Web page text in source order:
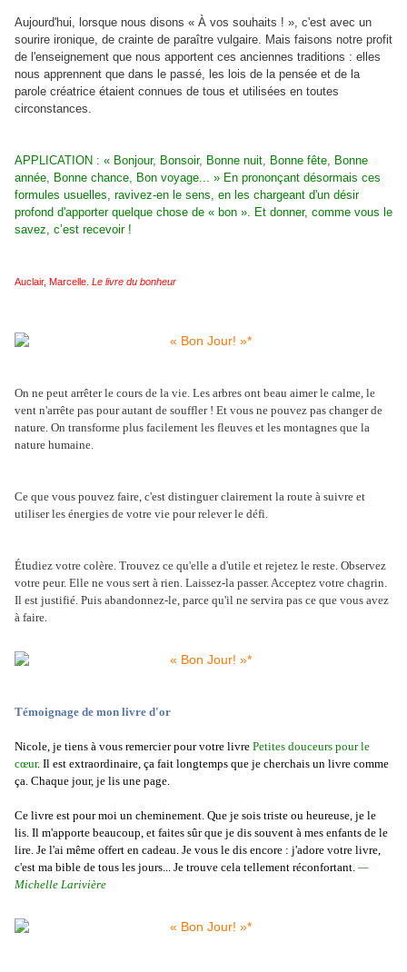
Aujourd'hui, lorsque nous disons « À vos souhaits ! », c'est avec un
sourire ironique, de crainte de paraître vulgaire. Mais faisons notre profit
de l'enseignement que nous apportent ces anciennes traditions : elles
nous apprennent que dans le passé, les lois de la pensée et de la
parole créatrice étaient connues de tous et utilisées en toutes
circonstances.
APPLICATION : « Bonjour, Bonsoir, Bonne nuit, Bonne fête, Bonne
année, Bonne chance, Bon voyage... » En prononçant désormais ces
formules usuelles, ravivez-en le sens, en les chargeant d'un désir
profond d'apporter quelque chose de « bon ». Et donner, comme vous le
savez, c’est recevoir !
Auclair, Marcelle. Le livre du bonheur
On ne peut arrêter le cours de la vie. Les arbres ont beau aimer le calme, le
vent n'arrête pas pour autant de souffler ! Et vous ne pouvez pas changer de
nature. On transforme plus facilement les fleuves et les montagnes que la
nature humaine.
Ce que vous pouvez faire, c'est distinguer clairement la route à suivre et
utiliser les énergies de votre vie pour relever le défi.
Étudiez votre colère. Trouvez ce qu'elle a d'utile et rejetez le reste. Observez
votre peur. Elle ne vous sert à rien. Laissez-la passer. Acceptez votre chagrin.
Il est justifié. Puis abandonnez-le, parce qu'il ne servira pas ce que vous avez
à faire.
Témoignage de mon livre d'or
Nicole, je tiens à vous remercier pour votre livre Petites douceurs pour le
cœur. Il est extraordinaire, ça fait longtemps que je cherchais un livre comme
ça. Chaque jour, je lis une page.
Ce livre est pour moi un cheminement. Que je sois triste ou heureuse, je le
lis. Il m'apporte beaucoup, et faites sûr que je dis souvent à mes enfants de le
lire. Je l'ai même offert en cadeau. Je vous le dis encore : j'adore votre livre,
c'est ma bible de tous les jours... Je trouve cela tellement réconfortant. —
Michelle Larivière